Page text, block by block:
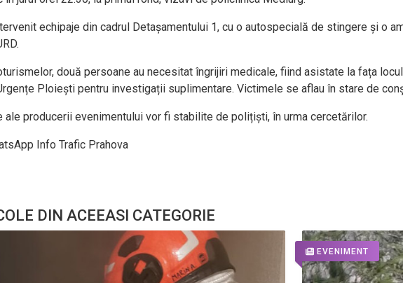
echipaje din cadrul Detașamentului 1, cu o autospecială de stingere și o
două persoane au necesitat îngrijiri medicale, fiind asistate la fața
Ploiești pentru investigații suplimentare. Victimele se aflau în stare de
producerii evenimentului vor fi stabilite de polițiști, în urma cercetărilor.
Info Trafic Prahova
DIN ACEEASI CATEGORIE
EVENIMENT